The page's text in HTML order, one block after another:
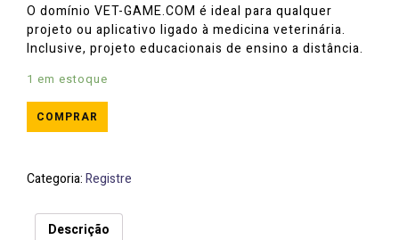
O domínio VET-GAME.COM é ideal para qualquer
projeto ou aplicativo ligado à medicina veterinária.
Inclusive, projeto educacionais de ensino a distância.
1 em estoque
COMPRAR
Categoria:Registre
Descrição